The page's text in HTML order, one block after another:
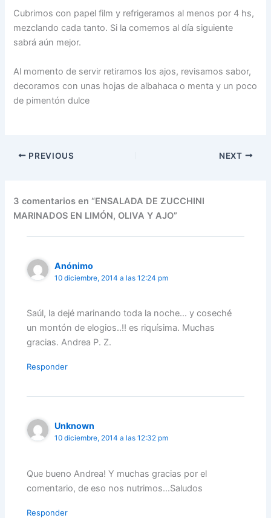
Cubrimos con papel film y refrigeramos al menos por 4 hs,
mezclando cada tanto. Si la comemos al día siguiente
sabrá aún mejor.
Al momento de servir retiramos los ajos, revisamos sabor,
decoramos con unas hojas de albahaca o menta y un poco
de pimentón dulce
PREVIOUS NEXT
3 comentarios en “ENSALADA DE ZUCCHINI
MARINADOS EN LIMÓN, OLIVA Y AJO”
Anónimo
10 diciembre, 2014 a las 12:24 pm
Saúl, la dejé marinando toda la noche… y coseché
un montón de elogios..!! es riquísima. Muchas
gracias. Andrea P. Z.
Responder
Unknown
10 diciembre, 2014 a las 12:32 pm
Que bueno Andrea! Y muchas gracias por el
comentario, de eso nos nutrimos…Saludos
Responder